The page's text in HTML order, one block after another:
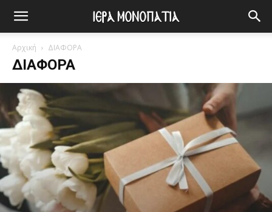
Αρχική ΔΙΑΦΟΡΑ
ΔΙΑΦΟΡΑ